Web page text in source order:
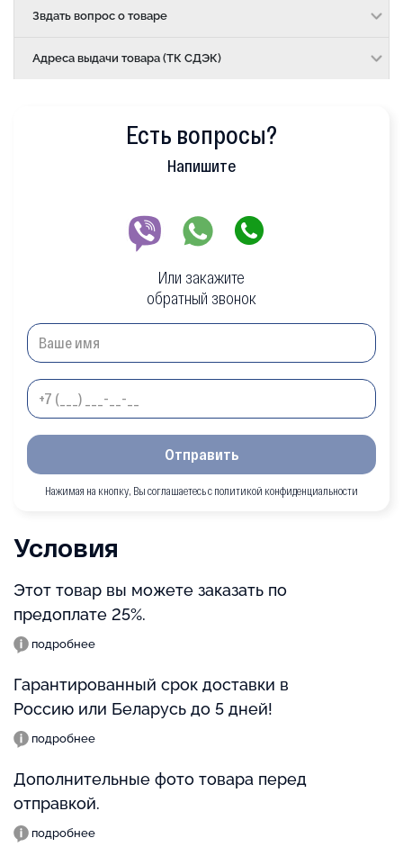
Звдать вопрос о товаре
Адреса выдачи товара (ТК СДЭК)
Есть вопросы?
Напишите
Или закажите
обратный звонок
Отправить
Нажимая на кнопку, Вы соглашаетесь с политикой конфиденциальности
Условия
Этот товар вы можете заказать по
предоплате 25%.
подробнее
Гарантированный срок доставки в
Россию или Беларусь до 5 дней!
подробнее
Дополнительные фото товара перед
отправкой.
подробнее